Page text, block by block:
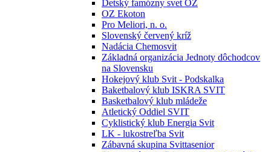
Detský famózny svet OZ
OZ Ekoton
Pro Meliori, n. o.
Slovenský červený kríž
Nadácia Chemosvit
Základná organizácia Jednoty dôchodcov
na Slovensku
Hokejový klub Svit - Podskalka
Baketbalový klub ISKRA SVIT
Basketbalový klub mládeže
Atletický Oddiel SVIT
Cyklistický klub Energia Svit
LK - lukostreľba Svit
Zábavná skupina Svittasenior